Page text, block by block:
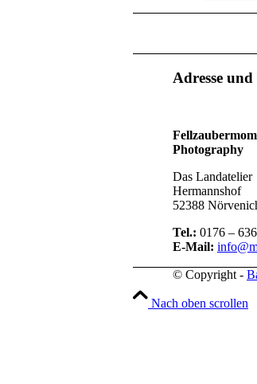
Adresse
Photography
Das Landatelier
Hermannshof
52388
Tel.: 0176 –
E-Mail:
© Copyright -
Nach oben scrollen